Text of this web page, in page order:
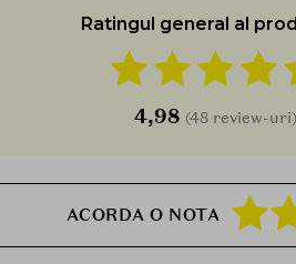
Ratingul general al
4,98 (48 review-uri)
ACORDA O NOTA